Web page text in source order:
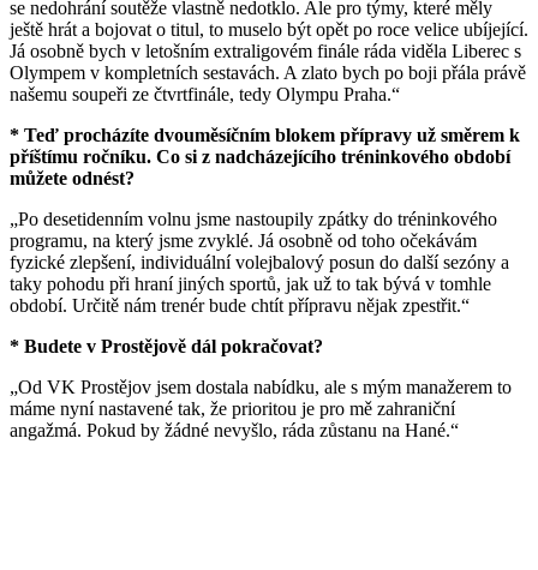
se nedohrání soutěže vlastně nedotklo. Ale pro týmy, které měly
ještě hrát a bojovat o titul, to muselo být opět po roce velice ubíjející.
Já osobně bych v letošním extraligovém finále ráda viděla Liberec s
Olympem v kompletních sestavách. A zlato bych po boji přála právě
našemu soupeři ze čtvrtfinále, tedy Olympu Praha.“
* Teď procházíte dvouměsíčním blokem přípravy už směrem k
příštímu ročníku. Co si z nadcházejícího tréninkového období
můžete odnést?
„Po desetidenním volnu jsme nastoupily zpátky do tréninkového
programu, na který jsme zvyklé. Já osobně od toho očekávám
fyzické zlepšení, individuální volejbalový posun do další sezóny a
taky pohodu při hraní jiných sportů, jak už to tak bývá v tomhle
období. Určitě nám trenér bude chtít přípravu nějak zpestřit.“
* Budete v Prostějově dál pokračovat?
„Od VK Prostějov jsem dostala nabídku, ale s mým manažerem to
máme nyní nastavené tak, že prioritou je pro mě zahraniční
angažmá. Pokud by žádné nevyšlo, ráda zůstanu na Hané.“